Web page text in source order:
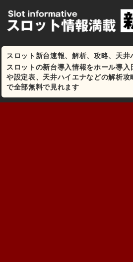
スロット新台速報、解析、攻略、天井
スロットの新台導入情報をホール導入
や設定表、天井ハイエナなどの解析攻
で全部無料で見れます